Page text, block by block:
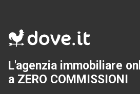
L'agenzia immobiliare
a ZERO COMMISSIONI